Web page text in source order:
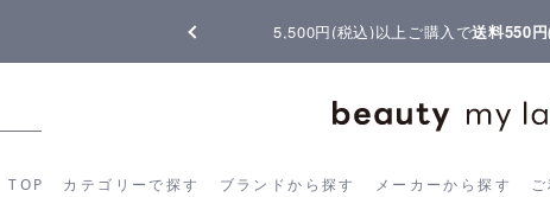
5,500円(税込)以上ご購入で送料550
TOP カテゴリーで探す ブランドから探す メーカーから探す
カテゴリーから探す ブランドから探す メーカーから探す